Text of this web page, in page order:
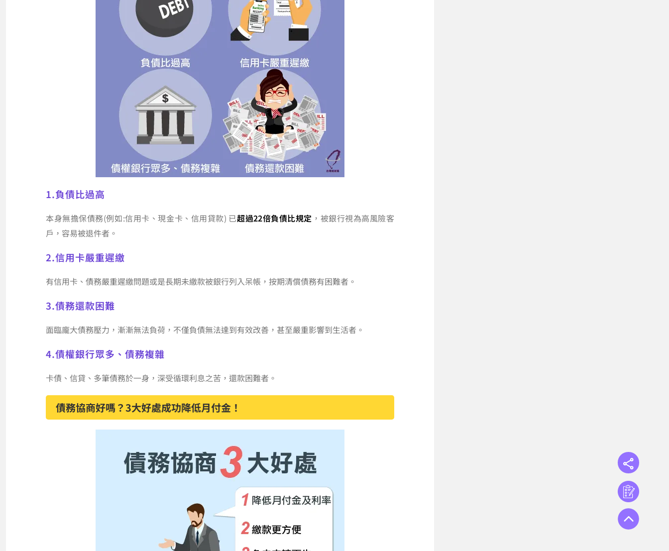
1.負債比過高
本身無擔保債務(例如:信用卡、現金卡、信用貸款) 已超過22倍負債比規定 ，被銀行視為高風險客
戶，容易被退件者。
2.信用卡嚴重遲繳
有信用卡、債務嚴重遲繳問題或是長期未繳款被銀行列入呆帳，按期清償債務有困難者。
3.債務還款困難
面臨龐大債務壓力，漸漸無法負荷，不僅負債無法達到有效改善，甚至嚴重影響到生活者。
4.債權銀行眾多、債務複雜
卡債、信貸、多筆債務於一身，深受循環利息之苦，還款困難者。
債務協商好嗎？3大好處成功降低月付金！